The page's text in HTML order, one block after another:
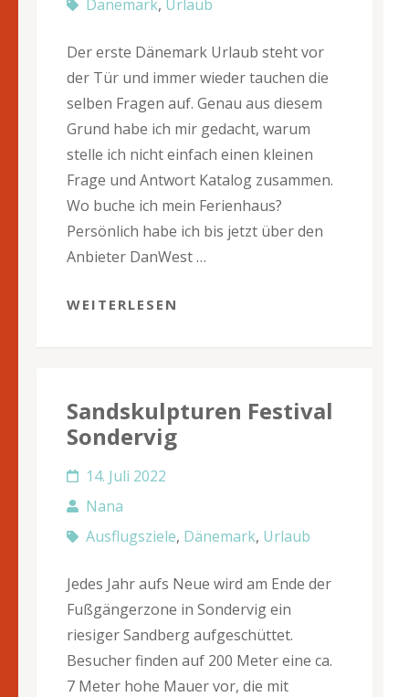
Dänemark, Urlaub
Der erste Dänemark Urlaub steht vor
der Tür und immer wieder tauchen die
selben Fragen auf. Genau aus diesem
Grund habe ich mir gedacht, warum
stelle ich nicht einfach einen kleinen
Frage und Antwort Katalog zusammen.
Wo buche ich mein Ferienhaus?
Persönlich habe ich bis jetzt über den
Anbieter DanWest …
WEITERLESEN
Sandskulpturen Festival
Sondervig
14. Juli 2022
Nana
Ausflugsziele, Dänemark, Urlaub
Jedes Jahr aufs Neue wird am Ende der
Fußgängerzone in Sondervig ein
riesiger Sandberg aufgeschüttet.
Besucher finden auf 200 Meter eine ca.
7 Meter hohe Mauer vor, die mit